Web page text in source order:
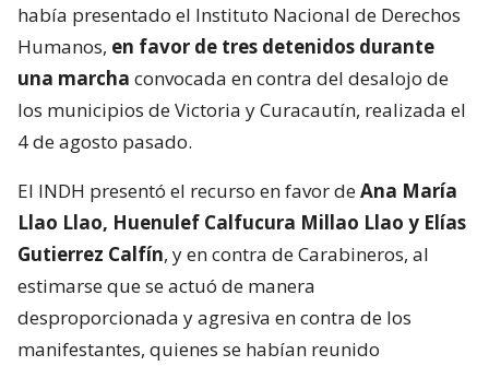
había presentado el Instituto Nacional de Derechos
Humanos, en favor de tres detenidos durante
una marcha convocada en contra del desalojo de
los municipios de Victoria y Curacautín, realizada el
4 de agosto pasado.
El INDH presentó el recurso en favor deAna María
Llao Llao, Huenulef Calfucura Millao Llao y Elías
Gutierrez Calfín, y en contra de Carabineros, al
estimarse que se actuó de manera
desproporcionada y agresiva en contra de los
manifestantes, quienes se habían reunido